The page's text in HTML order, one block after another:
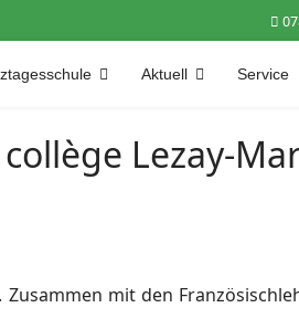
Aktuell Service
Lezay-
mit den